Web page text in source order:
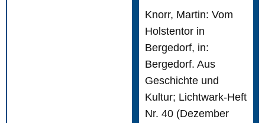
Knorr, Martin: Vom
Holstentor in
Bergedorf, in:
Bergedorf. Aus
Geschichte und
Kultur; Lichtwark-Heft
Nr. 40 (Dezember